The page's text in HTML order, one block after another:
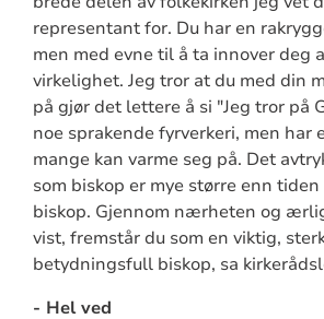
representant for. Du har en
men med evne til å ta innover deg
virkelighet. Jeg tror at du med din
på gjør det lettere å si "Jeg tror på
noe sprakende fyrverkeri, men har
mange kan varme seg på. Det
som biskop er mye større enn
biskop. Gjennom nærheten og
vist, fremstår du som en viktig,
betydningsfull biskop, sa
- Hel ved